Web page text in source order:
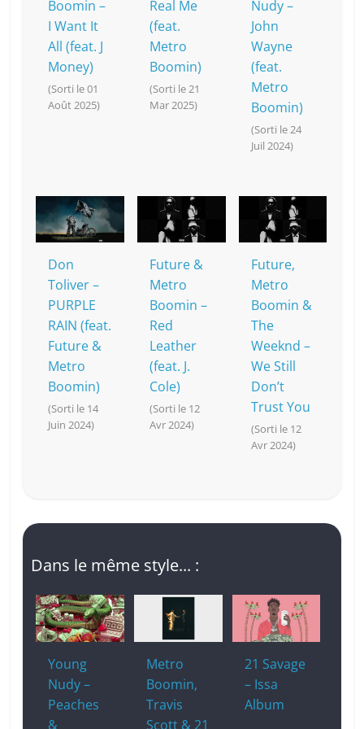
Boomin –
I Want It
All (feat. J
Money)
(Sorti le 01
Août 2025)
Real Me
(feat.
Metro
Boomin)
(Sorti le 21
Mar 2025)
Nudy –
John
Wayne
(feat.
Metro
Boomin)
(Sorti le 24
Juil 2024)
Don
Toliver –
PURPLE
RAIN (feat.
Future &
Metro
Boomin)
(Sorti le 14
Juin 2024)
Future &
Metro
Boomin –
Red
Leather
(feat. J.
Cole)
(Sorti le 12
Avr 2024)
Future,
Metro
Boomin &
The
Weeknd –
We Still
Don’t
Trust You
(Sorti le 12
Avr 2024)
Dans le même style... :
Young
Nudy –
Peaches
&
Metro
Boomin,
Travis
Scott & 21
21 Savage
– Issa
Album